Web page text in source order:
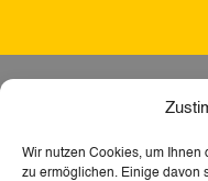
Wir nutzen Cookies, um
zu ermöglichen. Einige davon